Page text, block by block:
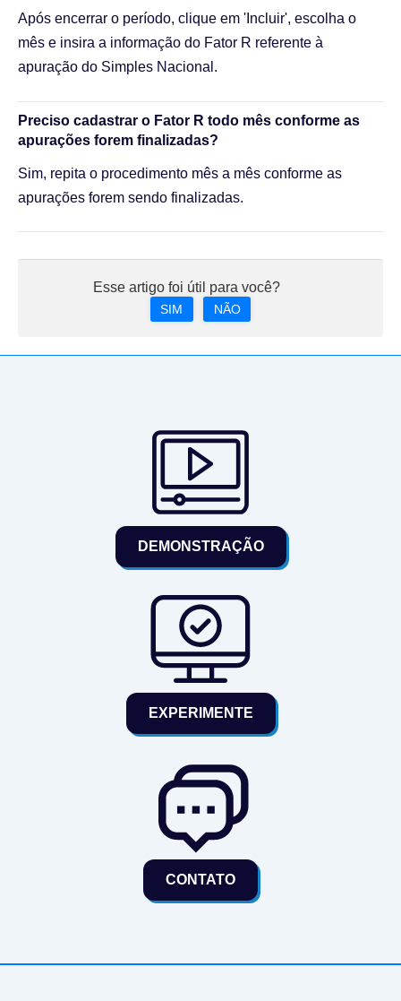
Após encerrar o período, clique em 'Incluir', escolha o
mês e insira a informação do Fator R referente à
apuração do Simples Nacional.
Preciso cadastrar o Fator R todo mês conforme as
apurações forem finalizadas?
Sim, repita o procedimento mês a mês conforme as
apurações forem sendo finalizadas.
Esse artigo foi útil para você?
SIM NÃO
DEMONSTRAÇÃO
EXPERIMENTE
CONTATO